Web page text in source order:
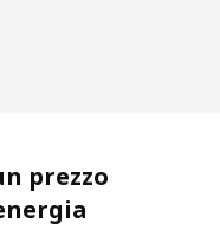
prezzo